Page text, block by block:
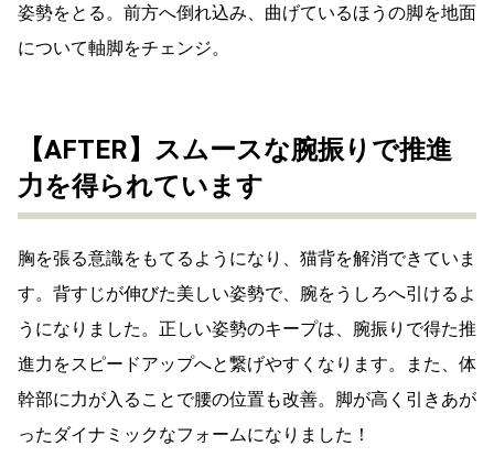
姿勢をとる。前方へ倒れ込み、曲げているほうの脚を地面
について軸脚をチェンジ。
【AFTER】スムースな腕振りで推進
力を得られています
胸を張る意識をもてるようになり、猫背を解消できていま
す。背すじが伸びた美しい姿勢で、腕をうしろへ引けるよ
うになりました。正しい姿勢のキープは、腕振りで得た推
進力をスピードアップへと繋げやすくなります。また、体
幹部に力が入ることで腰の位置も改善。脚が高く引きあが
ったダイナミックなフォームになりました！